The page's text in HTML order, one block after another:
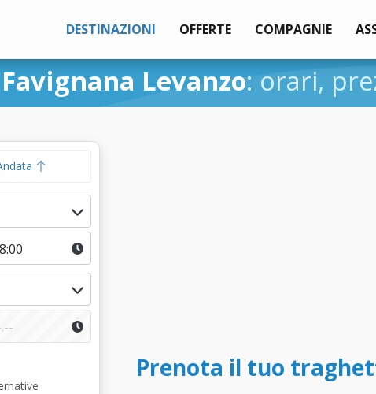
DESTINAZIONI OFFERTE COMPAGNIE
Favignana Levanzo: orari,
Prenota il tuo